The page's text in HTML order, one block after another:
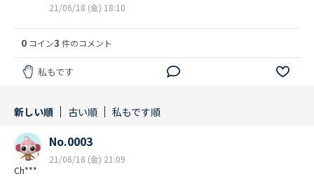
21/06/18 (金) 18:10
0 コイン3 件のコメント
私もです
新しい順 古い順 私もです順
Ch***
No.0003
21/06/18 (金) 21:09